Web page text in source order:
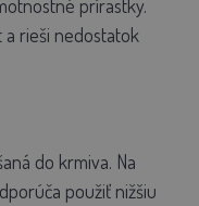
prírastky.
rieši nedostatok
do krmiva. Na
použiť nižšiu